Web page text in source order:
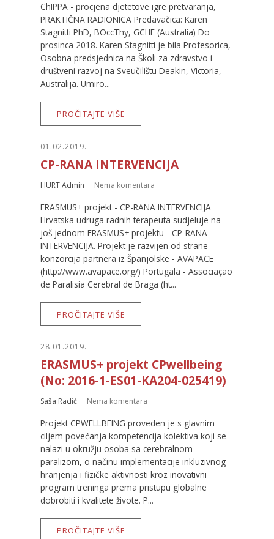
ChIPPA - procjena djetetove igre pretvaranja,
PRAKTIČNA RADIONICA Predavačica: Karen
Stagnitti PhD, BOccThy, GCHE (Australia) Do
prosinca 2018. Karen Stagnitti je bila Profesorica,
Osobna predsjednica na Školi za zdravstvo i
društveni razvoj na Sveučilištu Deakin, Victoria,
Australija. Umiro...
PROČITAJTE VIŠE
01.02.2019.
CP-RANA INTERVENCIJA
HURT Admin Nema komentara
ERASMUS+ projekt - CP-RANA INTERVENCIJA
Hrvatska udruga radnih terapeuta sudjeluje na
još jednom ERASMUS+ projektu - CP-RANA
INTERVENCIJA. Projekt je razvijen od strane
konzorcija partnera iz Španjolske - AVAPACE
(http://www.avapace.org/) Portugala - Associação
de Paralisia Cerebral de Braga (ht...
PROČITAJTE VIŠE
28.01.2019.
ERASMUS+ projekt CPwellbeing
(No: 2016-1-ES01-KA204-025419)
Saša Radić Nema komentara
Projekt CPWELLBEING proveden je s glavnim
ciljem povećanja kompetencija kolektiva koji se
nalazi u okružju osoba sa cerebralnom
paralizom, o načinu implementacije inkluzivnog
hranjenja i fizičke aktivnosti kroz inovativni
program treninga prema pristupu globalne
dobrobiti i kvalitete živote. P...
PROČITAJTE VIŠE